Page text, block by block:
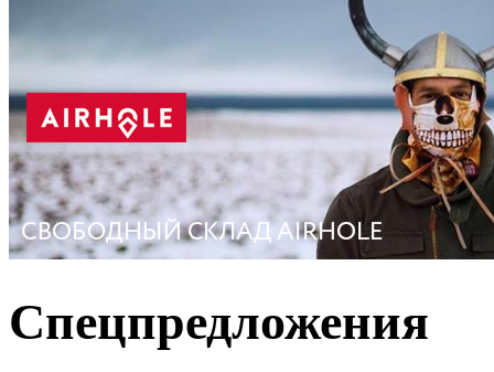
Спецпредложения